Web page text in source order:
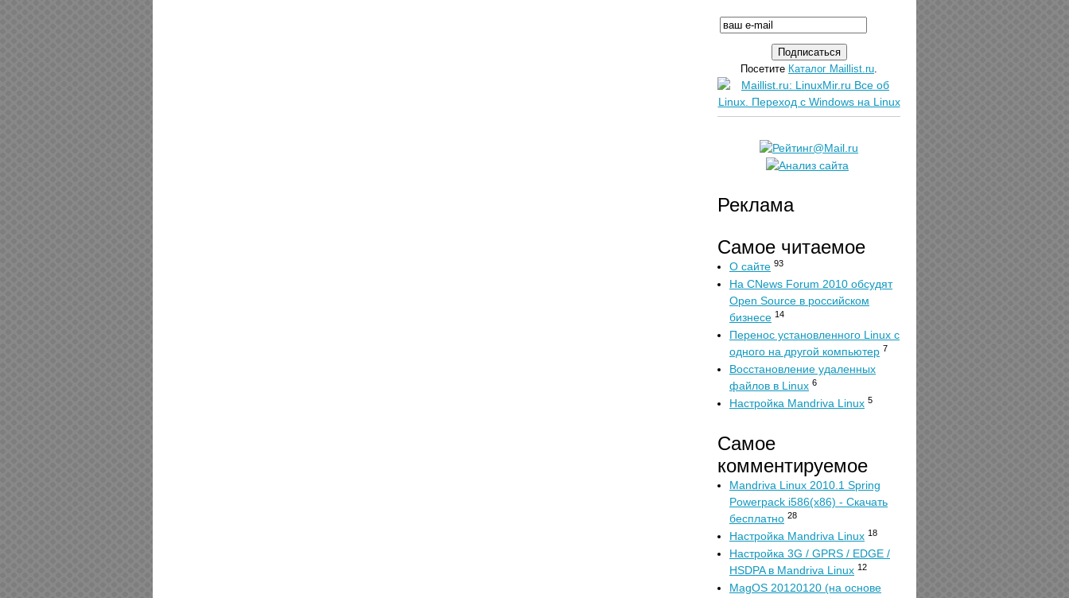
Посетите Каталог Maillist.ru.
Реклама
Самое читаемое
О сайте 93
На CNews Forum 2010 обсудят
Open Source в российском
бизнесе 14
Перенос установленного Linux с
одного на другой компьютер 7
Восстановление удаленных
файлов в Linux 6
Настройка Mandriva Linux 5
Самое
комментируемое
Mandriva Linux 2010.1 Spring
Powerpack i586(x86) - Скачать
бесплатно 28
Настройка Mandriva Linux 18
Настройка 3G / GPRS / EDGE /
HSDPA в Mandriva Linux 12
MagOS 20120120 (на основе